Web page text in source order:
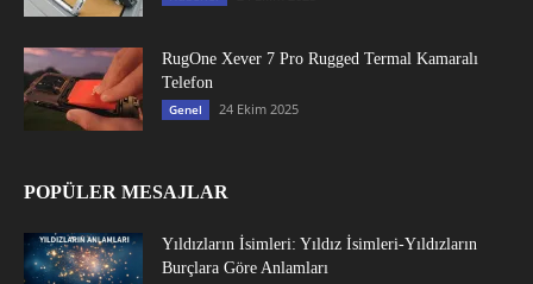
RugOne Xever 7 Pro Rugged Termal Kamaralı
Telefon
Genel 24 Ekim 2025
POPÜLER MESAJLAR
Yıldızların İsimleri: Yıldız İsimleri-Yıldızların
Burçlara Göre Anlamları